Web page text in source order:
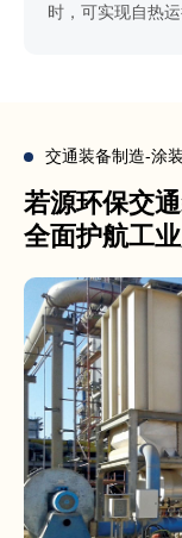
时，可实现自热
交通装备制造-涂
若源环保交
全面护航工